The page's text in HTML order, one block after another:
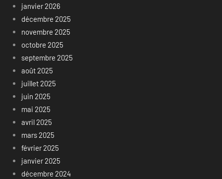
janvier 2026
décembre 2025
novembre 2025
octobre 2025
septembre 2025
août 2025
juillet 2025
juin 2025
mai 2025
avril 2025
mars 2025
février 2025
janvier 2025
décembre 2024